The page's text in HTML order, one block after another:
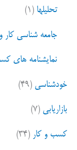
تحلیلها (۱)
جامعه شناسی کار
نمایشنامه های
خودشناسی (۴۹)
بازاریابی (۷)
کسب و کار (۳۴)